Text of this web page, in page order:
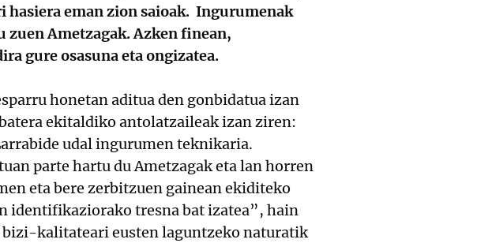
hasiera eman zion saioak. Ingurumenak
zuen Ametzagak. Azken finean,
gure osasuna eta ongizatea.
honetan aditua den gonbidatua izan
ekitaldiko antolatzaileak izan ziren:
udal ingurumen teknikaria.
parte hartu du Ametzagak eta lan horren
eta bere zerbitzuen gainean ekiditeko
identifikaziorako tresna bat izatea”, hain
bizi-kalitateari eusten laguntzeko naturatik